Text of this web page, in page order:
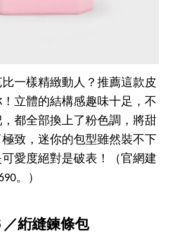
一樣精緻動人？推薦這款皮
立體的結構感趣味十足，不
都全部換上了粉色調，將甜
致，迷你的包型雖然裝不下
愛度絕對是破表！（官網建
。）
／絎縫鍊條包